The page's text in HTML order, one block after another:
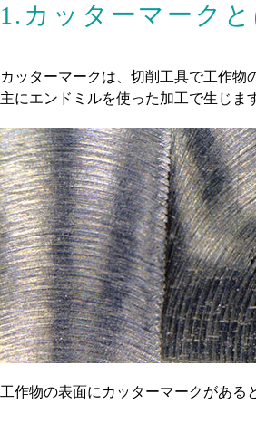
1.カッターマークと
カッターマークは、切削工具で工作物
主にエンドミルを使った加工で生じま
工作物の表面にカッターマークがある